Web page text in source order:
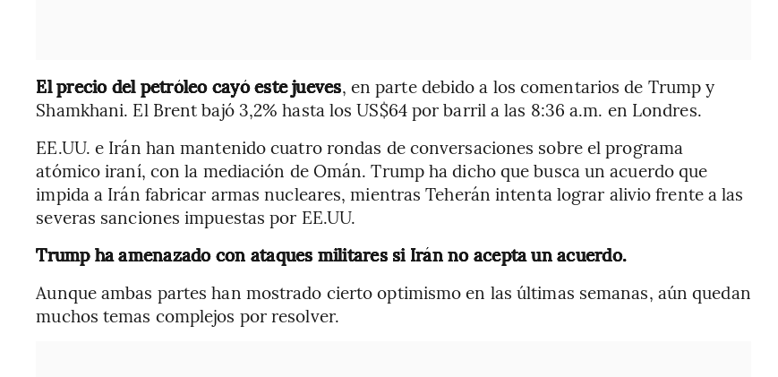
El precio del petróleo cayó este jueves, en parte debido a los comentarios de Trump y
Shamkhani. El Brent bajó 3,2% hasta los US$64 por barril a las 8:36 a.m. en Londres.
EE.UU. e Irán han mantenido cuatro rondas de conversaciones sobre el programa
atómico iraní, con la mediación de Omán. Trump ha dicho que busca un acuerdo que
impida a Irán fabricar armas nucleares, mientras Teherán intenta lograr alivio frente a las
severas sanciones impuestas por EE.UU.
Trump ha amenazado con ataques militares si Irán no acepta un acuerdo.
Aunque ambas partes han mostrado cierto optimismo en las últimas semanas, aún quedan
muchos temas complejos por resolver.